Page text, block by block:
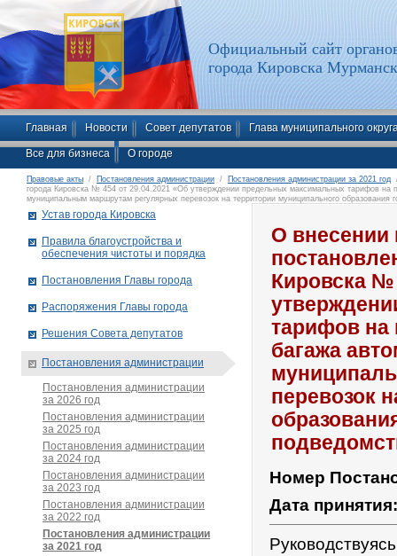
Официальный сайт
города Кировска
Главная Новости Совет депутатов Глава муниципального
Все для бизнеса О городе
Правовые акты / Постановления администрации / Постановления администрации за 2021 год
города Кировска № 454 от 29.04.2021 «Об утверждении предельных максимальных тарифов на
муниципальным маршрутам регулярных перевозок на территории муниципального образования
О внесении
Кировска №
тарифов на
багажа
перевозок
Номер
Дата
Устав города Кировска
Правила благоустройства и
обеспечения чистоты и порядка
Постановления Главы города
Распоряжения Главы города
Решения Совета депутатов
Постановления администрации
Постановления администрации
за 2026 год
Постановления администрации
за 2025 год
Постановления администрации
за 2024 год
Постановления администрации
за 2023 год
Постановления администрации
за 2022 год
Постановления администрации
за 2021 год